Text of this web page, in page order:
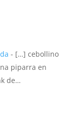
- […] cebollino
piparra en
de…